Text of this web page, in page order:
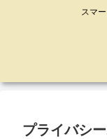
スマ
プライバシ